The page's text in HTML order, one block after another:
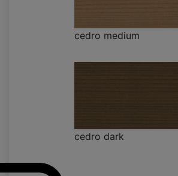
cedro medium
cedro dark